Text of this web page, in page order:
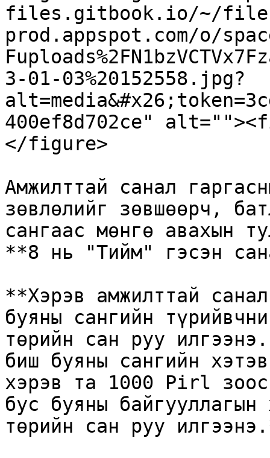
files.gitbook.io/~/
prod.appspot.com/o/
3-01-03%20152558.jpg?
400ef8d702ce"
</figure>
Амжилттай санал
зөвлөлийг зөвшөөрч,
сангаас мөнгө авахын
**8 нь "Тийм" гэсэн
**Хэрэв амжилттай
буяны сангийн
төрийн сан руу
биш буяны сангийн
хэрэв та 1000 Pirl зоос
бус буяны
төрийн сан руу